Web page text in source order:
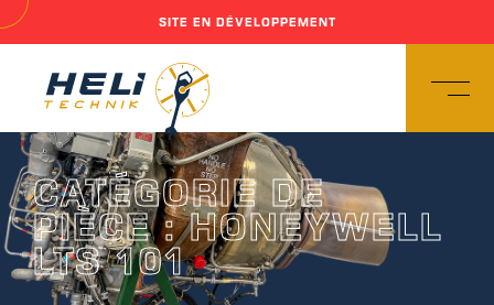
SITE EN DÉVELOPPEMENT
CATÉGORIE DE
PIÈCE :HONEYWELL
LTS 101